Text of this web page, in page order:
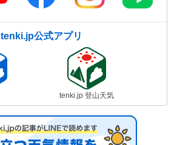
tenki.jp公式アプリ
tenki.jp 登山天気